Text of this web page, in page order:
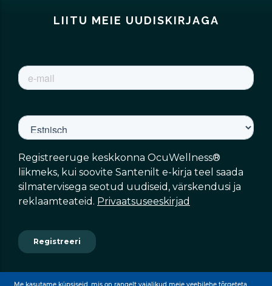
LIITU MEIE UUDISKIRJAGA